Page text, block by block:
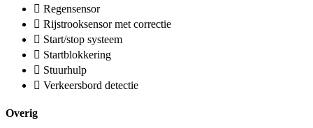
Regensensor
Rijstrooksensor met correctie
Start/stop systeem
Startblokkering
Stuurhulp
Verkeersbord detectie
Overig